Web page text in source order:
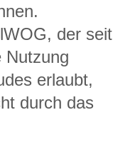
der seit
Nutzung
erlaubt,
durch das